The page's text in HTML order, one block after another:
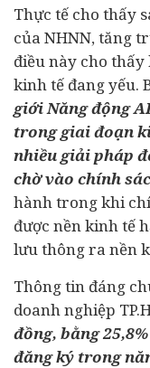
Thực tế cho thấy
của NHNN, tăng
điều này cho
kinh tế đang yếu.
giới Năng động
trong giai đoạn
nhiều giải pháp
chờ vào chính
hành trong khi
được nền kinh tế
lưu thông ra nền
Thông tin đáng
doanh nghiệp
đồng, bằng
đăng ký trong